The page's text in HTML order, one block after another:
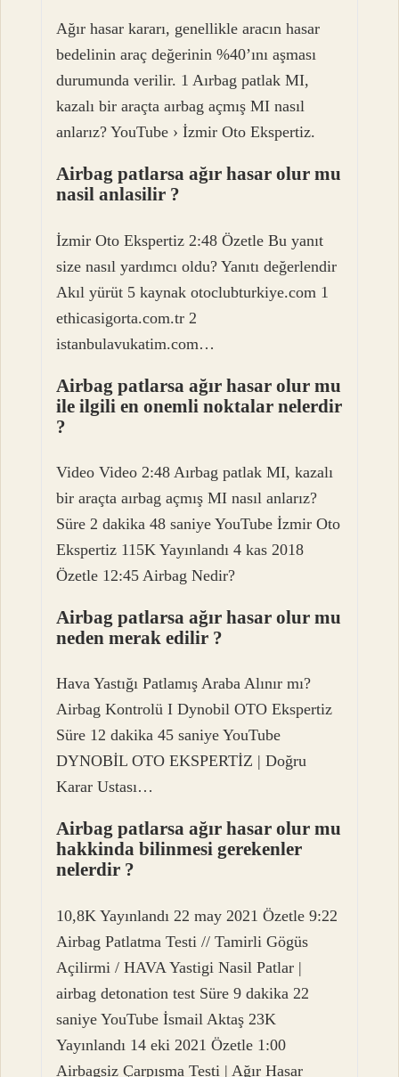
Ağır hasar kararı, genellikle aracın hasar
bedelinin araç değerinin %40’ını aşması
durumunda verilir. 1 Aırbag patlak MI,
kazalı bir araçta aırbag açmış MI nasıl
anlarız? YouTube › İzmir Oto Ekspertiz.
Airbag patlarsa ağır hasar olur mu
nasil anlasilir ?
İzmir Oto Ekspertiz 2:48 Özetle Bu yanıt
size nasıl yardımcı oldu? Yanıtı değerlendir
Akıl yürüt 5 kaynak otoclubturkiye.com 1
ethicasigorta.com.tr 2
istanbulavukatim.com…
Airbag patlarsa ağır hasar olur mu
ile ilgili en onemli noktalar nelerdir
?
Video Video 2:48 Aırbag patlak MI, kazalı
bir araçta aırbag açmış MI nasıl anlarız?
Süre 2 dakika 48 saniye YouTube İzmir Oto
Ekspertiz 115K Yayınlandı 4 kas 2018
Özetle 12:45 Airbag Nedir?
Airbag patlarsa ağır hasar olur mu
neden merak edilir ?
Hava Yastığı Patlamış Araba Alınır mı?
Airbag Kontrolü I Dynobil OTO Ekspertiz
Süre 12 dakika 45 saniye YouTube
DYNOBİL OTO EKSPERTİZ | Doğru
Karar Ustası…
Airbag patlarsa ağır hasar olur mu
hakkinda bilinmesi gerekenler
nelerdir ?
10,8K Yayınlandı 22 may 2021 Özetle 9:22
Airbag Patlatma Testi // Tamirli Gögüs
Açilirmi / HAVA Yastigi Nasil Patlar |
airbag detonation test Süre 9 dakika 22
saniye YouTube İsmail Aktaş 23K
Yayınlandı 14 eki 2021 Özetle 1:00
Airbagsiz Çarpışma Testi | Ağır Hasar